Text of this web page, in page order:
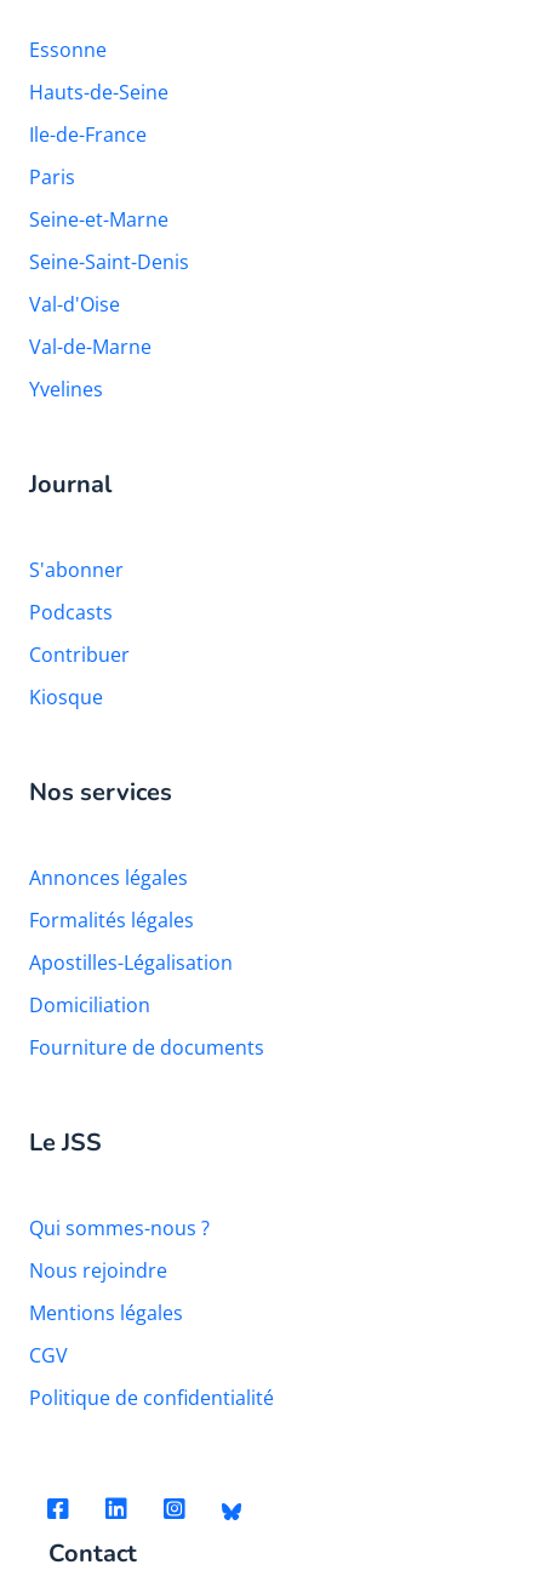
Essonne
Hauts-de-Seine
Ile-de-France
Paris
Seine-et-Marne
Seine-Saint-Denis
Val-d'Oise
Val-de-Marne
Yvelines
Journal
S'abonner
Podcasts
Contribuer
Kiosque
Nos services
Annonces légales
Formalités légales
Apostilles-Légalisation
Domiciliation
Fourniture de documents
Le JSS
Qui sommes-nous ?
Nous rejoindre
Mentions légales
CGV
Politique de confidentialité
Contact